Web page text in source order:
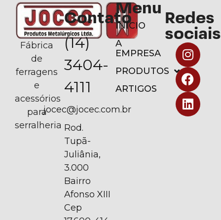
Fábrica
de
ferragens
e
acessórios
para
serralheria
Contato
(14)
3404-
4111
jocec@jocec.com.br
Rod.
Tupã-
Juliânia,
3.000
Bairro
Afonso XIII
Cep
Menu
INÍCIO
A
EMPRESA
PRODUTOS
ARTIGOS
Redes
sociais